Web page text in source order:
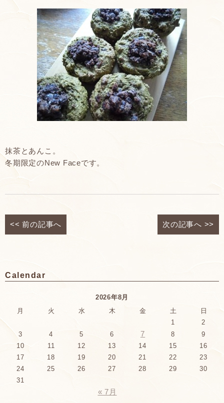
抹茶とあんこ。
冬期限定のNew Faceです。
<<前の記事へ 次の記事へ >>
Calendar
2026年8月
月
火 水 木 金 土
日
1
2
3
4 5 6 7 8
9
10
11 12 13 14 15
16
17
18 19 20 21 22
23
24
25 26 27 28 29
30
31
« 7月